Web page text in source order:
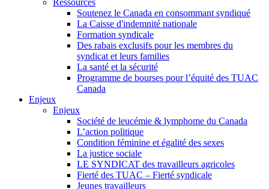
Ressources
Soutenez le Canada en consommant syndiqué
La Caisse d'indemnité nationale
Formation syndicale
Des rabais exclusifs pour les membres du
syndicat et leurs families
La santé et la sécurité
Programme de bourses pour l’équité des TUAC
Canada
Enjeux
Enjeux
Société de leucémie & lymphome du Canada
L’action politique
Condition féminine et égalité des sexes
La justice sociale
LE SYNDICAT des travailleurs agricoles
Fierté des TUAC – Fierté syndicale
Jeunes travailleurs